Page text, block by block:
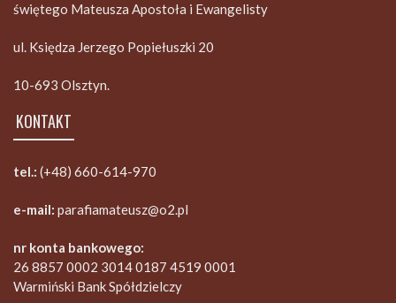
świętego Mateusza Apostoła i Ewangelisty
ul. Księdza Jerzego Popiełuszki 20
10-693 Olsztyn.
KONTAKT
tel.: (+48) 660-614-970
e-mail: parafiamateusz@o2.pl
nr konta bankowego:
26 8857 0002 3014 0187 4519 0001
Warmiński Bank Spółdzielczy